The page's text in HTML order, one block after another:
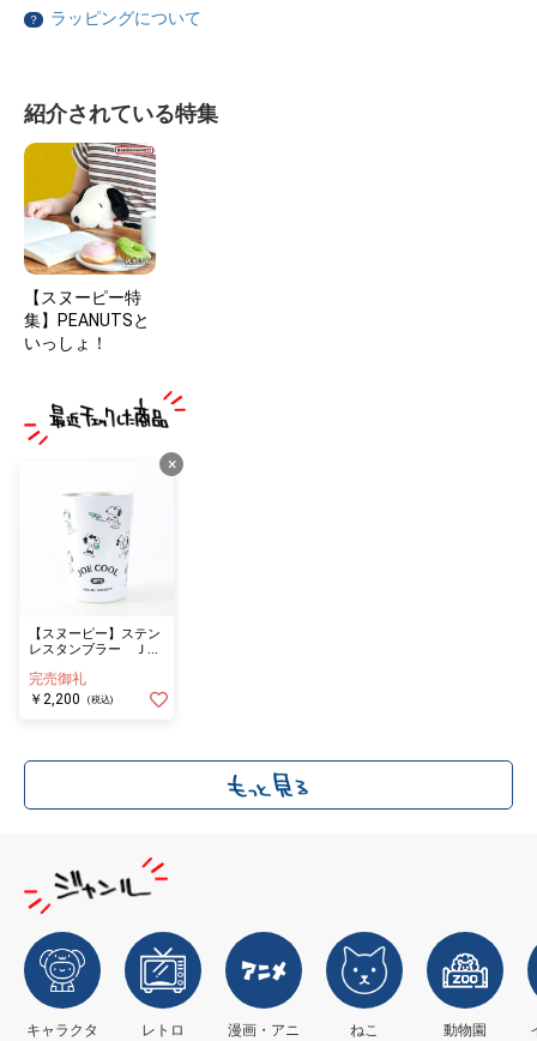
？ ラッピングについて
紹介されている特集
【スヌーピー特
集】PEANUTSと
いっしょ！
×
【スヌーピー】ステン
レスタンブラー ＪＯ
Ｐａｔｔｅｒｎ
完売御礼
￥2,200
(税込)
キャラクタ
レトロ
漫画・アニ
ねこ 動物園